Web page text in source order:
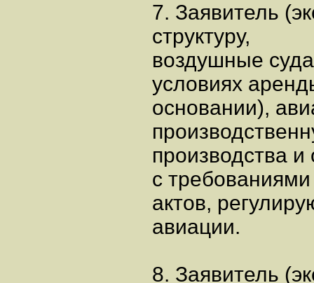
7. Заявитель
структуру,
воздушные
условиях
основании),
производства и
с
актов,
авиации.
8. Заявитель